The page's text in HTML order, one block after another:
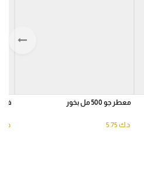
معطر جو 500 مل بخور
د.ك د.ك